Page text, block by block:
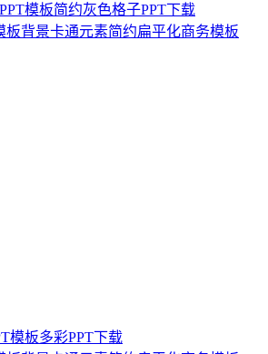
模板简约灰色格子PPT下载
模板多彩PPT下载